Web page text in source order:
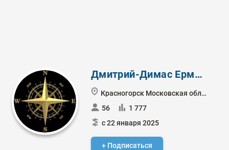
Дмитрий-Димас Ермаков
Красногорск Московская область
56
1 777
с 22 января 2025
+ Подписаться